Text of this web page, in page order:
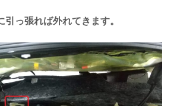
引っ張れば外れてきます。